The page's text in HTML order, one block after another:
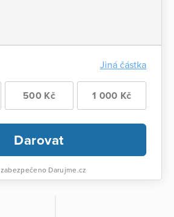
Jiná částka
500 Kč 1 000 Kč
Darovat
zabezpečeno Darujme.cz